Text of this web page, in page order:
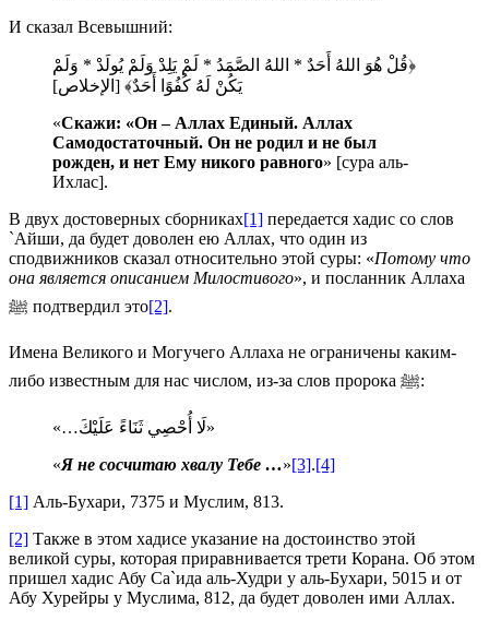
И сказал Всевышний:
﴿قُلْ هُوَ اللهُ أَحَدٌ * اللهُ الصَّمَدُ * لَمْ يَلِدْ وَلَمْ يُولَدْ * وَلَمْ
يَكُنْ لَهُ كُفُوًا أَحَدٌ﴾ [اﻹخلاص]
«Скажи: «Он – Аллах Единый. Аллах
Самодостаточный. Он не родил и не был
рожден, и нет Ему никого равного» [сура аль-
Ихлас].
В двух достоверных сборниках[1] передается хадис со слов
`Айши, да будет доволен ею Аллах, что один из
сподвижников сказал относительно этой суры: «Потому что
она является описанием Милостивого», и посланник Аллаха
ﷺ подтвердил это[2].
Имена Великого и Могучего Аллаха не ограничены каким-
либо известным для нас числом, из-за слов пророка ﷺ:
«لَا أُحْصِي ثَنَاءً عَلَيْكَ…»
«Я не сосчитаю хвалу Тебе …»[3].[4]
[1] Аль-Бухари, 7375 и Муслим, 813.
[2] Также в этом хадисе указание на достоинство этой
великой суры, которая приравнивается трети Корана. Об этом
пришел хадис Абу Са`ида аль-Худри у аль-Бухари, 5015 и от
Абу Хурейры у Муслима, 812, да будет доволен ими Аллах.